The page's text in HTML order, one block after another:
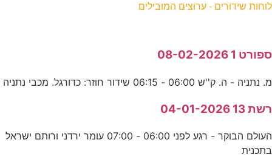
לוחות שידורים - ערוצים המובילים
ספורט 1 08-02-2026
מ. נתניה - ה. ק''ש 06:00 - 06:15 שידור חוזר: כדורגל. מכבי נתניה
רשת 13 04-01-2026
העולם הבוקר - רגע לפני 06:00 - 07:00 עומר ירדני ורותם ישראל
בתכנית